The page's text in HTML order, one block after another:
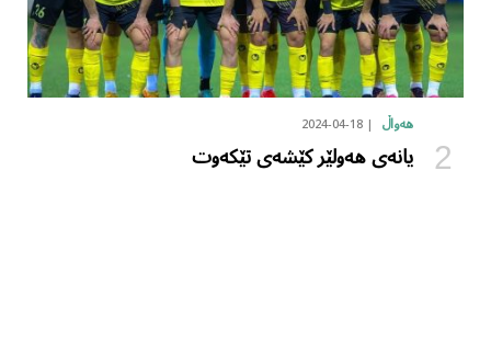
هەواڵ 2024-04-18
یانەی هەولێر کێشەی تێکەوت